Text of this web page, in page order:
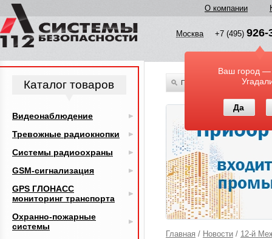
О компании
Москва +7 (495) 926-
Ваш город —
Да
По всему каталогу
Главная / Новости / 12-й
Каталог товаров
Видеонаблюдение
Тревожные радиокнопки
Системы радиоохраны
GSM-сигнализация
GPS ГЛОНАСС
мониторинг транспорта
Охранно-пожарные
системы